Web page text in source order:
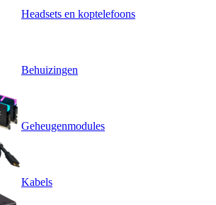
Headsets en koptelefoons
Behuizingen
Geheugenmodules
Kabels